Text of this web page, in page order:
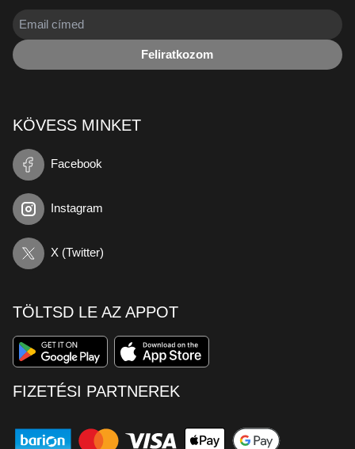
Feliratkozom
KÖVESS MINKET
Facebook
Instagram
X (Twitter)
TÖLTSD LE AZ APPOT
FIZETÉSI PARTNEREK